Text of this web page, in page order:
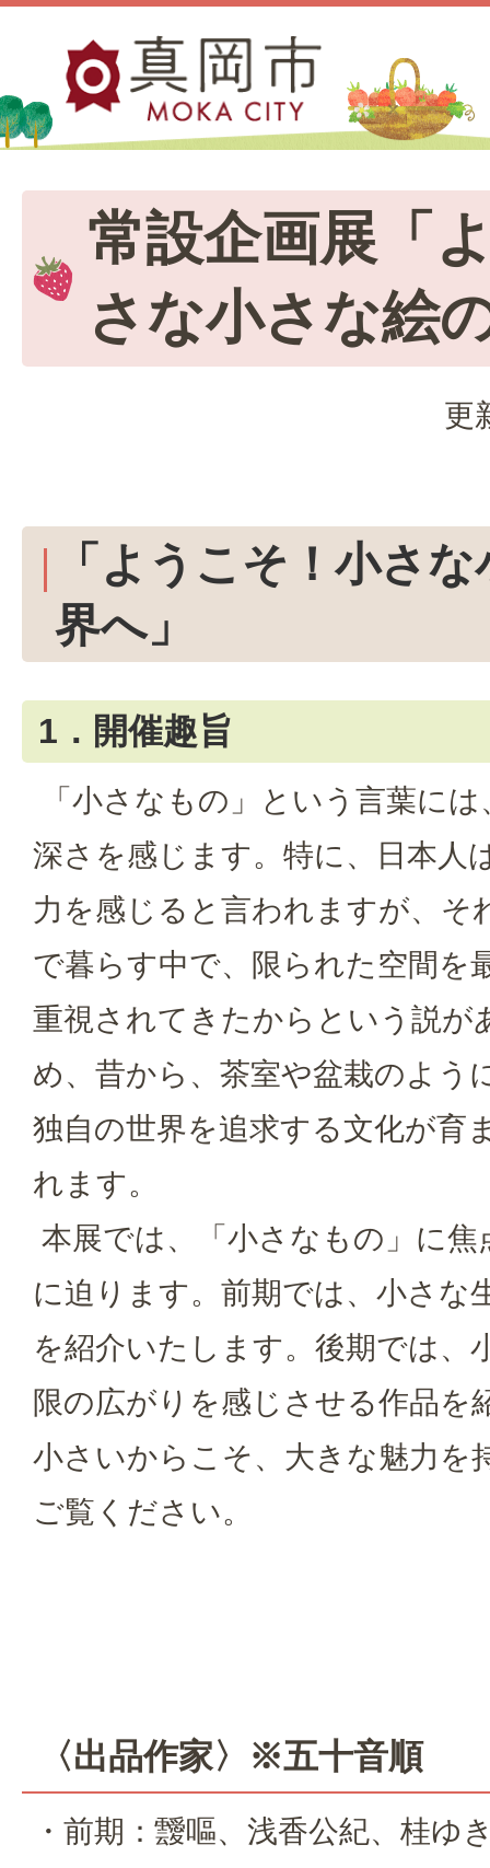
常設企画展「
さな小さな絵
更
「ようこそ！小さ
界へ」
1．開催趣旨
「小さなもの」という言葉に
深さを感じます。特に、日本人
力を感じると言われますが、そ
で暮らす中で、限られた空間を
重視されてきたからという説が
め、昔から、茶室や盆栽のよう
独自の世界を追求する文化が育
れます。
本展では、「小さなもの」に
に迫ります。前期では、小さな
を紹介いたします。後期では、
限の広がりを感じさせる作品を
小さいからこそ、大きな魅力を
ご覧ください。
〈出品作家〉※五十音順
・前期：靉嘔、浅香公紀、桂ゆ